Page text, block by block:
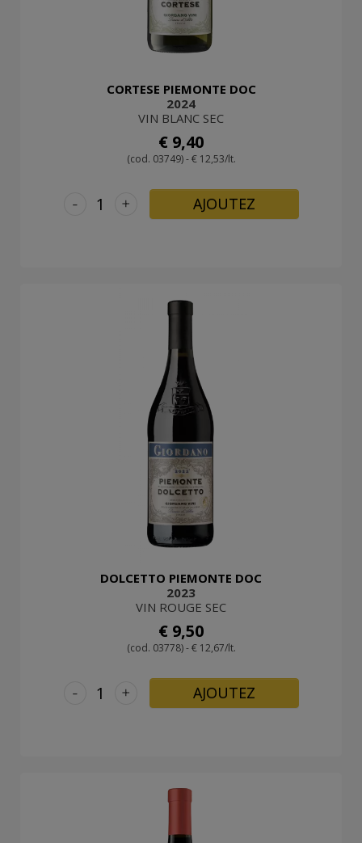
CORTESE PIEMONTE DOC
2024
VIN BLANC SEC
€ 9,40
(cod. 03749) - € 12,53/lt.
+
- AJOUTEZ
DOLCETTO PIEMONTE DOC
2023
VIN ROUGE SEC
€ 9,50
(cod. 03778) - € 12,67/lt.
+
- AJOUTEZ